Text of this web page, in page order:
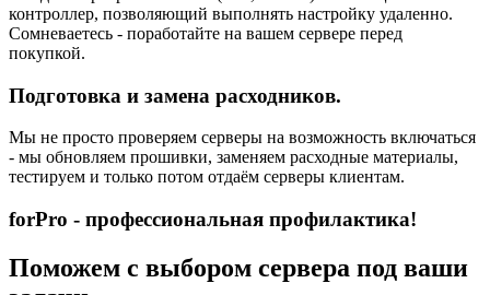
контроллер, позволяющий выполнять настройку удаленно.
Сомневаетесь - поработайте на вашем сервере перед
покупкой.
Подготовка и замена расходников.
Мы не просто проверяем серверы на возможность включаться
- мы обновляем прошивки, заменяем расходные материалы,
тестируем и только потом отдаём серверы клиентам.
forPro - профессиональная профилактика!
Поможем с выбором сервера под ваши